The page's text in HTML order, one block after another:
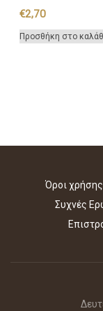
€2,70
Προσθήκη στο
Όροι χρήσης
Συχνές